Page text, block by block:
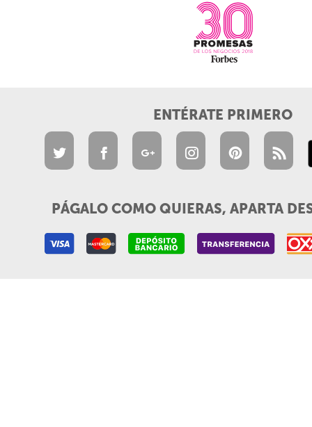
ENTÉRATE PRIMERO
PÁGALO COMO QUIERAS, APARTA